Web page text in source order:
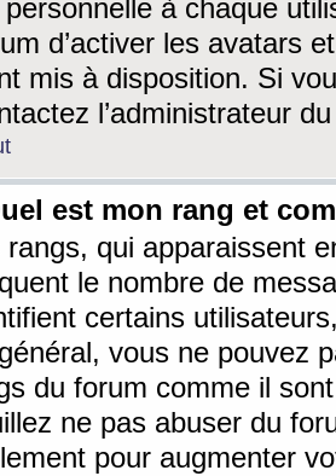
personnelle à chaque
d’activer les avatars
mis à disposition. Si
l’administrateur
est mon rang et
rangs, qui apparaissent
le nombre de
certains
vous ne pouvez
du forum comme il
ne pas abuser du
pour augmenter